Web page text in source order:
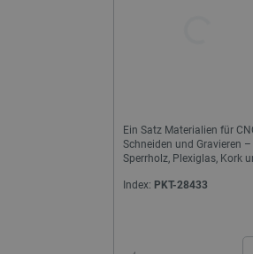
Ein Satz Materialien für
Schneiden und Gravieren –
Sperrholz, Plexiglas, Kork
Index: PKT-28433